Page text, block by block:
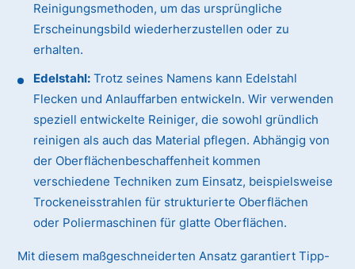
Reinigungsmethoden, um das ursprüngliche
Erscheinungsbild wiederherzustellen oder zu
erhalten.
Edelstahl: Trotz seines Namens kann Edelstahl
Flecken und Anlauffarben entwickeln. Wir verwenden
speziell entwickelte Reiniger, die sowohl gründlich
reinigen als auch das Material pflegen. Abhängig von
der Oberflächenbeschaffenheit kommen
verschiedene Techniken zum Einsatz, beispielsweise
Trockeneisstrahlen für strukturierte Oberflächen
oder Poliermaschinen für glatte Oberflächen.
Mit diesem maßgeschneiderten Ansatz garantiert Tipp-